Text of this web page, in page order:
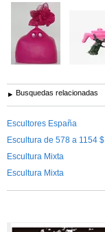
Busquedas relacionadas
Escultores España
Escultura de 578 a 1154 $
Escultura Mixta
Escultura Mixta